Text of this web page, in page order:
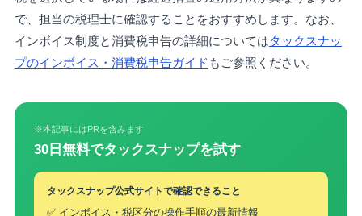
で、担当の税理士に確認することをおすすめします。なお、
インボイス制度と消費税申告の詳細についてはタックスナッ
プのインボイス・消費税申告ガイド もご参照ください。
※本記事にはPRを含みます
30日無料でタックスナップを試す
タックスナップ公式サイトで確認できること
✅ インボイス・税区分の操作手順の最新情報